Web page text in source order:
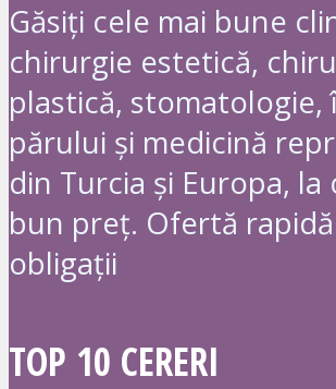
Găsiți cele mai bune
chirurgie estetică,
plastică, stomatologie,
părului și medicină
din Turcia și Europa, la
bun preț. Ofertă
obligații
TOP 10 CERERI